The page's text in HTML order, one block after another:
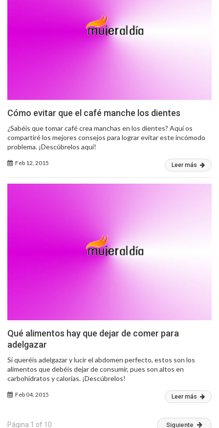
Cómo evitar que el café manche los dientes
¿Sabéis que tomar café crea manchas en los dientes? Aquí os
compartiré los mejores consejos para lograr evitar este incómodo
problema. ¡Descúbrelos aquí!
Feb 12, 2015 Leer más
Qué alimentos hay que dejar de comer para
adelgazar
Si queréis adelgazar y lucir el abdomen perfecto, estos son los
alimentos que debéis dejar de consumir, pues son altos en
carbohidratos y calorías. ¡Descúbrelos!
Feb 04, 2015 Leer más
Página 1 of 10 Siguiente